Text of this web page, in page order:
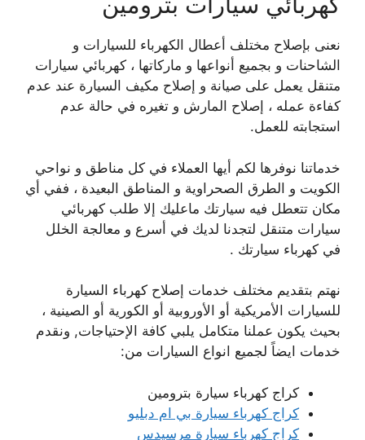
نعنى بإصلاح مختلف أعطال الكهرباء للسيارات و
الشاحنات و بجميع أنواعها و ماركاتها ، كهربائي سيارات
متنقل يعمل على صيانة و إصلاح مكيف السيارة عند عدم
كفاءة عمله ، إصلاح المارش و تغيره في حالة عدم
استجابته للعمل.
خدماتنا نوفرها لكم أيها العملاء في كل مناطق و نواحي
الكويت و الطرق الصحراوية و المناطق البعيدة ، ففي أي
مكان تتعطل فيه سيارتك ماعليك إلا طلب كهربائي
سيارات متنقل لتجدنا لديك في أسرع و معالجة الخلل
في كهرباء سيارتك .
نهتم بتقديم مختلف خدمات إصلاح كهرباء السيارة
للسيارات الأمريكية أو الأوروبية أو الكورية أو الصينية ،
بحيث يكون عملنا متكامل يلبي كافة الإحتياجات, ونقدم
خدمات ايضاً لجميع انواع السيارات من:
كراج كهرباء سيارة بترومين
كراج كهرباء سيارة بي ام دبليو
كراج كهرباء سيارة مرسيدس